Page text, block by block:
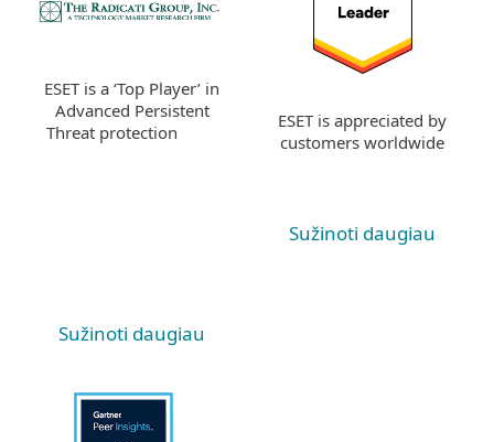
ESET is a ‘Top Player’ in
Advanced Persistent
Threat protection
Sužinoti daugiau
ESET is appreciated by
customers worldwide
Sužinoti daugiau